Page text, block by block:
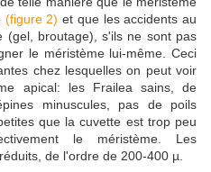
(figure 2) et que les accidents au
(gel, broutage), s'ils ne sont pas
le méristème lui-même. Ceci
chez lesquelles on peut voir
apical: les Frailea sains, de
minuscules, pas de poils
que la cuvette est trop peu
le méristème. Les
de l'ordre de 200-400 µ.